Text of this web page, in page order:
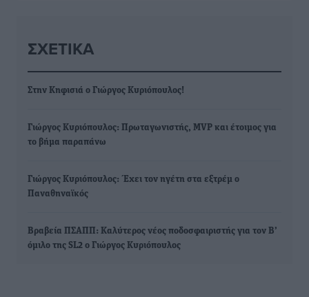
ΣΧΕΤΙΚΆ
Στην Κηφισιά ο Γιώργος Κυριόπουλος!
Γιώργος Κυριόπουλος: Πρωταγωνιστής, MVP και έτοιμος για
το βήμα παραπάνω
Γιώργος Κυριόπουλος: Έχει τον ηγέτη στα εξτρέμ ο
Παναθηναϊκός
Βραβεία ΠΣΑΠΠ: Καλύτερος νέος ποδοσφαιριστής για τον Β’
όμιλο της SL2 ο Γιώργος Κυριόπουλος